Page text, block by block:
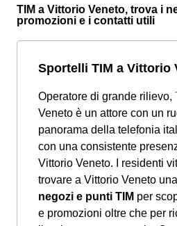
TIM a Vittorio Veneto, trova i
promozioni e i contatti utili
Sportelli TIM a Vittorio
Operatore di grande rilievo,
Veneto è un attore con un
panorama della telefonia
con una consistente
Vittorio Veneto. I residenti
trovare a Vittorio Veneto
negozi e punti TIM per
e promozioni oltre che per